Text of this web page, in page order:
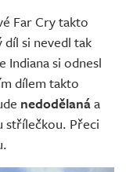
Far Cry takto
si nevedl tak
Indiana si odnesl
dílem takto
nedodělanáa
střílečkou. Přeci